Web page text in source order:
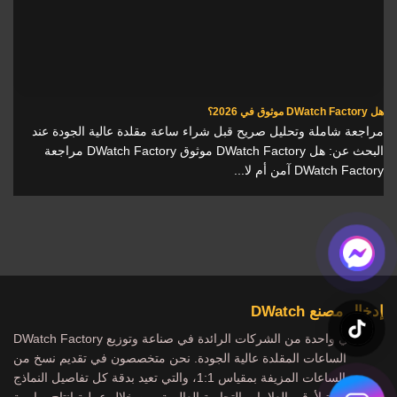
هل DWatch Factory موثوق في 2026؟
مراجعة شاملة وتحليل صريح قبل شراء ساعة مقلدة عالية الجودة عند
البحث عن: هل DWatch Factory موثوق DWatch Factory مراجعة
DWatch Factory آمن أم لا...
إدخال مصنع DWatch
DWatch Factory هي واحدة من الشركات الرائدة في صناعة وتوزيع
الساعات المقلدة عالية الجودة. نحن متخصصون في تقديم نسخ من
الساعات المزيفة بمقياس 1:1، والتي تعيد بدقة كل تفاصيل النماذج